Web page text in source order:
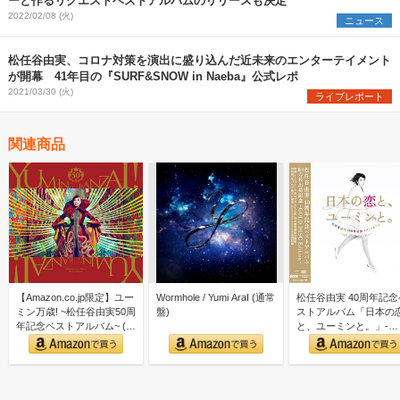
2022/02/08 (火) ニュース
松任谷由実、コロナ対策を演出に盛り込んだ近未来のエンターテイメント
が開幕 41年目の『SURF&SNOW in Naeba』公式レポ
2021/03/30 (火) ライブレポート
関連商品
【Amazon.co.jp限定】ユー
ミン万歳! ~松任谷由実50周
年記念ベストアルバム~ (初
回限…
Wormhole / Yumi AraI (通常
盤)
松任谷由実 40周年記念
ストアルバム「日本の
と、ユーミンと。」-
GOLD DISC Editi…